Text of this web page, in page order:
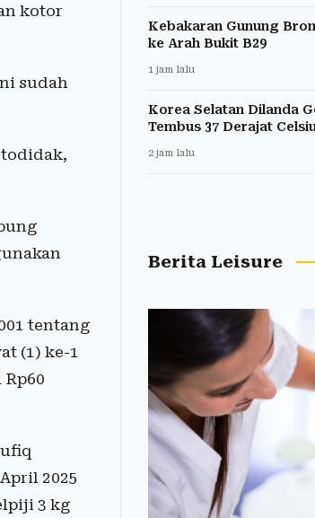
kotor
sudah
tentang
(1) ke-1
2025
3 kg
Kebakaran Gunung
ke Arah Bukit B29
1 jam lalu
Korea Selatan Dilanda
Tembus 37 Derajat
2 jam lalu
Berita Leisure